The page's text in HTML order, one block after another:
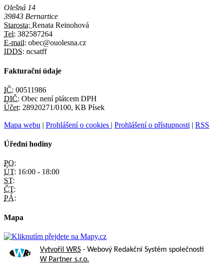
Olešná 14
39843 Bernartice
Starosta: Renata Reinohová
Tel: 382587264
E-mail: obec@ouolesna.cz
IDDS: ncsatff
Fakturační údaje
IČ: 00511986
DIČ: Obec není plátcem DPH
Účet: 28920271/0100, KB Písek
Mapa webu | Prohlášení o cookies | Prohlášení o přístupnosti | RSS
Úřední hodiny
PO:
ÚT: 16:00 - 18:00
ST:
ČT:
PÁ:
Mapa
Vytvořil WRS - Webový Redakční Systém společnosti
W Partner s.r.o.